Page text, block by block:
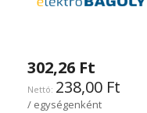
302,26 Ft
238,00 Ft
/ egységenként